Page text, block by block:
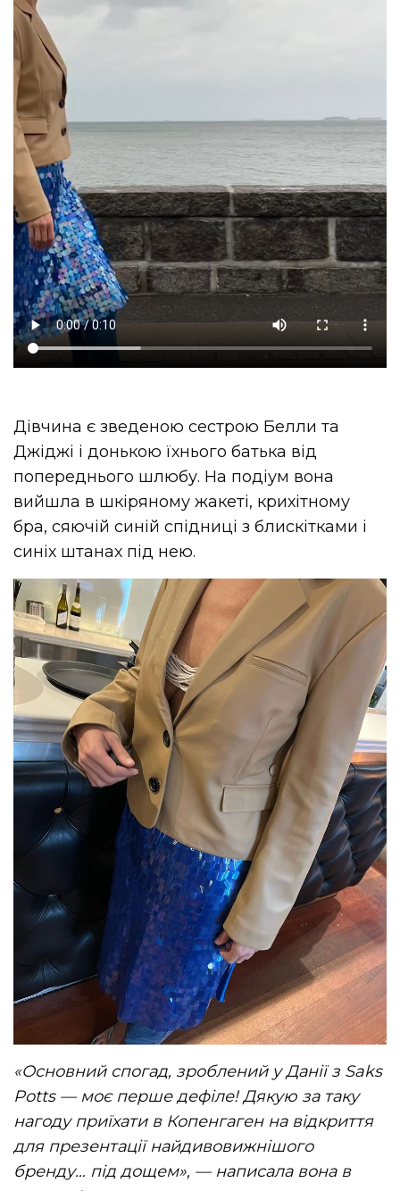
Дівчина є зведеною сестрою Белли та
Джіджі і донькою їхнього батька від
попереднього шлюбу. На подіум вона
вийшла в шкіряному жакеті, крихітному
бра, сяючій синій спідниці з блискітками і
синіх штанах під нею.
«Основний спогад, зроблений у Данії з Saks
Potts — моє перше дефіле! Дякую за таку
нагоду приїхати в Копенгаген на відкриття
для презентації найдивовижнішого
бренду… під дощем», — написала вона в